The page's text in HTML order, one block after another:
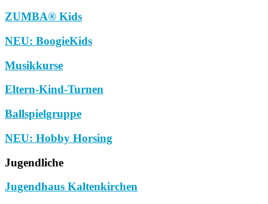
ZUMBA® Kids
NEU: BoogieKids
Musikkurse
Eltern-Kind-Turnen
Ballspielgruppe
NEU: Hobby Horsing
Jugendliche
Jugendhaus Kaltenkirchen